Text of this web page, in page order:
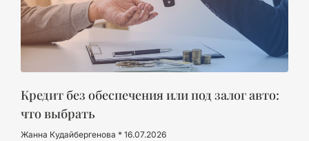
Кредит без обеспечения или под залог авто:
что выбрать
Жанна Кудайбергенова 16.07.2026